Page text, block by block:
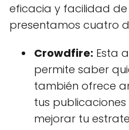
eficacia y facilidad de
presentamos cuatro
Crowdfire: Esta
permite saber
también ofrece
tus
mejorar tu